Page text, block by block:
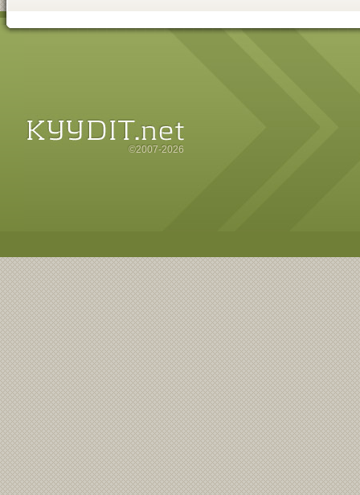
©2007-2026